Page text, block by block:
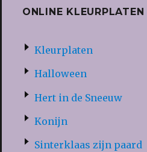
ONLINE KLEURPLATEN
Kleurplaten
Halloween
Hert in de Sneeuw
Konijn
Sinterklaas zijn paard